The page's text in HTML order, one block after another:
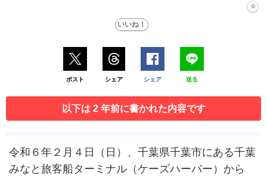
ポスト シェア シェア 送る
以下は 2 年前に書かれた内容です
令和６年２月４日（日）、千葉県千葉市にある千葉
みなと旅客船ターミナル（ケーズハーバー）から